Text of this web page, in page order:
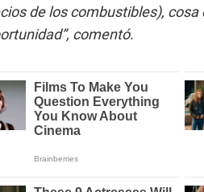
de los combustibles),
comentó.